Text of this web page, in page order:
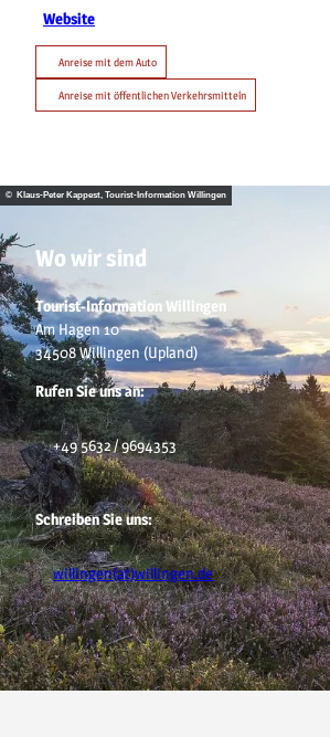
Website
Anreise mit dem Auto
Anreise mit öffentlichen Verkehrsmitteln
© Klaus-Peter Kappest, Tourist-Information Willingen
Wo wir sind
Tourist-Information Willingen
Am Hagen 10
34508 Willingen (Upland)
Rufen Sie uns an:
+49 5632 / 9694353
Schreiben Sie uns:
willingen(at)willingen.de
F
a
c
P
i
n
Y
o
u
I
n
s